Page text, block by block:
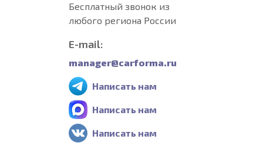
Бесплатный звонок из
любого региона России
E-mail:
manager@carforma.ru
Написать нам
Написать нам
Написать нам